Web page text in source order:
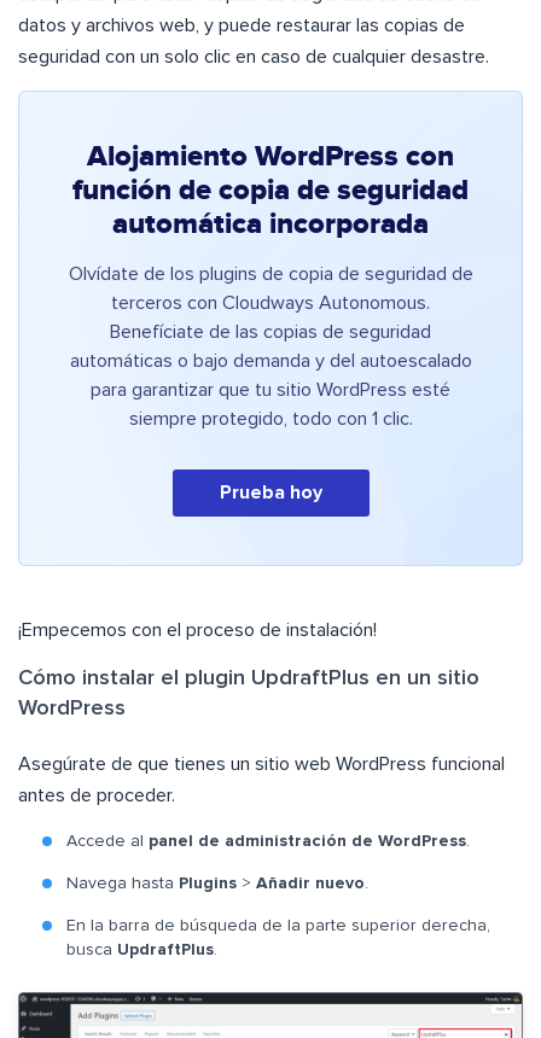
datos y archivos web, y puede restaurar las copias de
seguridad con un solo clic en caso de cualquier desastre.
Alojamiento WordPress con
función de copia de seguridad
automática incorporada
Olvídate de los plugins de copia de seguridad de
terceros con Cloudways Autonomous.
Benefíciate de las copias de seguridad
automáticas o bajo demanda y del autoescalado
para garantizar que tu sitio WordPress esté
siempre protegido, todo con 1 clic.
Prueba hoy
¡Empecemos con el proceso de instalación!
Cómo instalar el plugin UpdraftPlus en un sitio
WordPress
Asegúrate de que tienes un sitio web WordPress funcional
antes de proceder.
Accede al panel de administración de WordPress
Navega hasta Plugins > Añadir nuevo
En la barra de búsqueda de la parte superior derecha,
busca UpdraftPlus